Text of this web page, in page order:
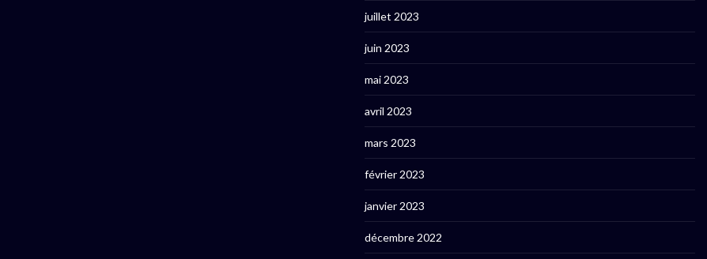
juillet 2023
juin 2023
mai 2023
avril 2023
mars 2023
février 2023
janvier 2023
décembre 2022